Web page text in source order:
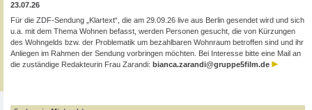
23.07.26
Für die ZDF-Sendung „Klartext“, die am 29.09.26 live aus Berlin gesendet wird und sich
u.a. mit dem Thema Wohnen befasst, werden Personen gesucht, die von Kürzungen
des Wohngelds bzw. der Problematik um bezahlbaren Wohnraum betroffen sind und ihr
Anliegen im Rahmen der Sendung vorbringen möchten. Bei Interesse bitte eine Mail an
die zuständige Redakteurin Frau Zarandi: bianca.zarandi@gruppe5film.de